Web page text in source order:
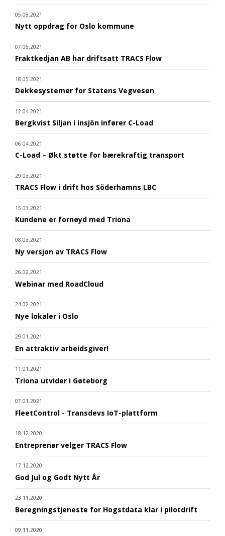
05.08.2021
Nytt oppdrag for Oslo kommune
07.06.2021
Fraktkedjan AB har driftsatt TRACS Flow
18.05.2021
Dekkesystemer for Statens Vegvesen
12.04.2021
Bergkvist Siljan i insjön infører C-Load
06.04.2021
C-Load – Økt støtte for bærekraftig transport
29.03.2021
TRACS Flow i drift hos Söderhamns LBC
15.03.2021
Kundene er fornøyd med Triona
08.03.2021
Ny versjon av TRACS Flow
26.02.2021
Webinar med RoadCloud
24.02.2021
Nye lokaler i Oslo
29.01.2021
En attraktiv arbeidsgiver!
11.01.2021
Triona utvider i Gøteborg
07.01.2021
FleetControl - Transdevs IoT-plattform
18.12.2020
Entreprenør velger TRACS Flow
17.12.2020
God Jul og Godt Nytt År
23.11.2020
Beregningstjeneste for Hogstdata klar i pilotdrift
09.11.2020